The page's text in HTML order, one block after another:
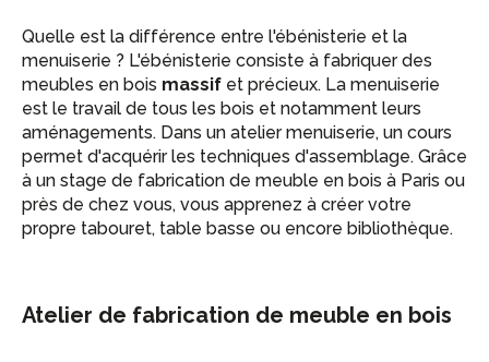
Quelle est la différence entre l'ébénisterie et la
menuiserie ? L'ébénisterie consiste à fabriquer des
meubles en bois massif et précieux. La menuiserie
est le travail de tous les bois et notamment leurs
aménagements. Dans un atelier menuiserie, un cours
permet d'acquérir les techniques d'assemblage. Grâce
à un stage de fabrication de meuble en bois à Paris ou
près de chez vous, vous apprenez à créer votre
propre tabouret, table basse ou encore bibliothèque.
Atelier de fabrication de meuble en bois